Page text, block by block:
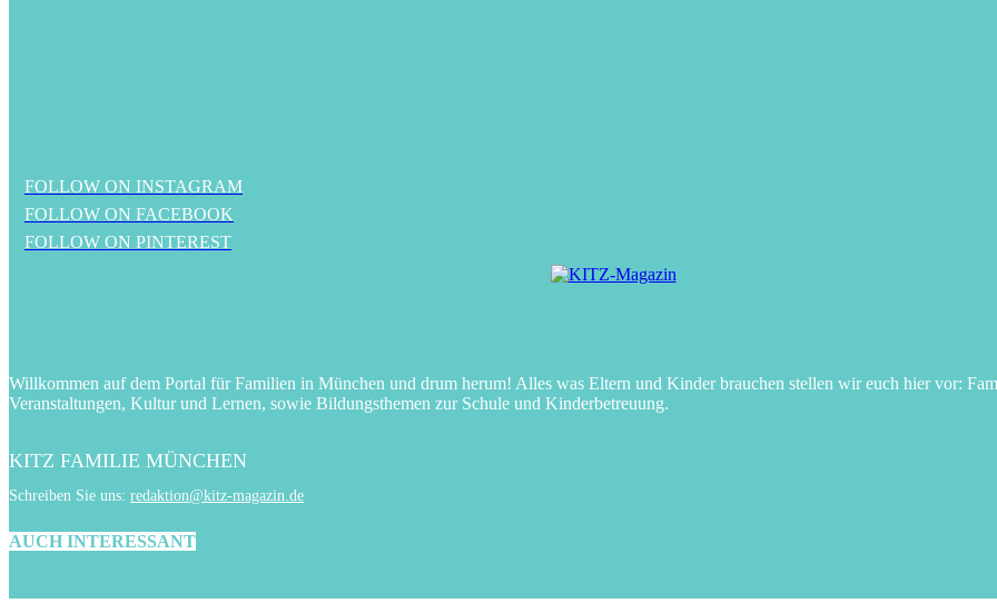
FOLLOW ON INSTAGRAM
FOLLOW ON FACEBOOK
FOLLOW ON PINTEREST
Willkommen auf dem Portal für Familien in München und drum herum! Alles was Eltern und Kinder brauchen stellen wir euch hier vor:
Veranstaltungen, Kultur und Lernen, sowie Bildungsthemen zur Schule und Kinderbetreuung.
KITZ FAMILIE MÜNCHEN
Schreiben Sie uns: redaktion@kitz-magazin.de
AUCH INTERESSANT